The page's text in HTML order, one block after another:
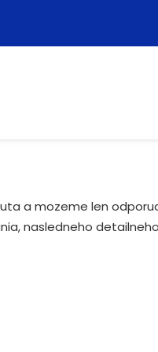
a mozeme len
nasledneho